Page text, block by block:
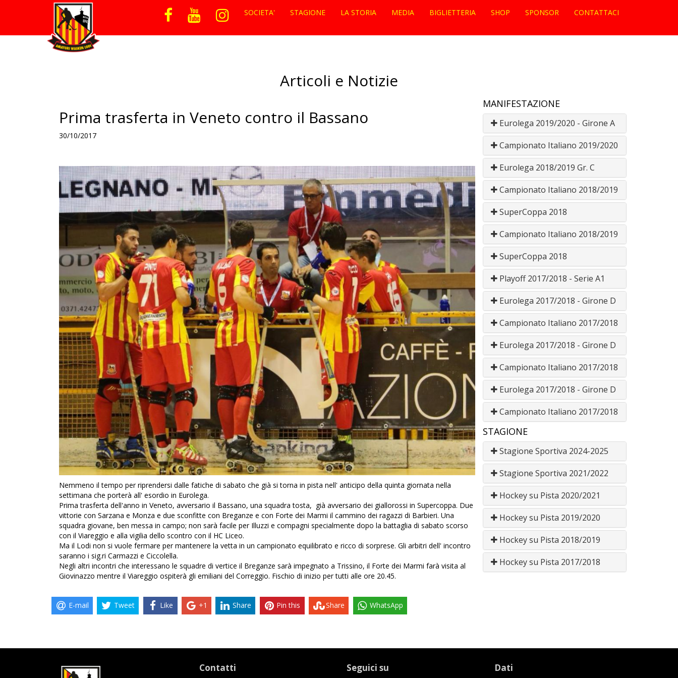
SOCIETA' STAGIONE LA STORIA MEDIA BIGLIETTERIA SHOP SPONSOR CONTATTACI
Articoli e Notizie
Prima trasferta in Veneto contro il Bassano
30/10/2017
Nemmeno il tempo per riprendersi dalle fatiche di sabato che già si torna in pista nell' anticipo della quinta giornata nella
settimana che porterà all' esordio in Eurolega.
Prima trasferta dell'anno in Veneto, avversario il Bassano, una squadra tosta, già avversario dei giallorossi in Supercoppa. Due
vittorie con Sarzana e Monza e due sconfitte con Breganze e con Forte dei Marmi il cammino dei ragazzi di Barbieri. Una
squadra giovane, ben messa in campo; non sarà facile per Illuzzi e compagni specialmente dopo la battaglia di sabato scorso
con il Viareggio e alla vigilia dello scontro con il HC Liceo.
Ma il Lodi non si vuole fermare per mantenere la vetta in un campionato equilibrato e ricco di sorprese. Gli arbitri dell' incontro
saranno i sig.ri Carmazzi e Ciccolella.
Negli altri incontri che interessano le squadre di vertice il Breganze sarà impegnato a Trissino, il Forte dei Marmi farà visita al
Giovinazzo mentre il Viareggio ospiterà gli emiliani del Correggio. Fischio di inizio per tutti alle ore 20.45.
MANIFESTAZIONE
Eurolega 2019/2020 - Girone A
Campionato Italiano 2019/2020
Eurolega 2018/2019 Gr. C
Campionato Italiano 2018/2019
SuperCoppa 2018
Campionato Italiano 2018/2019
SuperCoppa 2018
Playoff 2017/2018 - Serie A1
Eurolega 2017/2018 - Girone D
Campionato Italiano 2017/2018
Eurolega 2017/2018 - Girone D
Campionato Italiano 2017/2018
Eurolega 2017/2018 - Girone D
Campionato Italiano 2017/2018
STAGIONE
Stagione Sportiva 2024-2025
Stagione Sportiva 2021/2022
Hockey su Pista 2020/2021
Hockey su Pista 2019/2020
Hockey su Pista 2018/2019
Hockey su Pista 2017/2018
E-mail Tweet Like +1 Share Pin this Share WhatsApp
Contatti Seguici su Dati